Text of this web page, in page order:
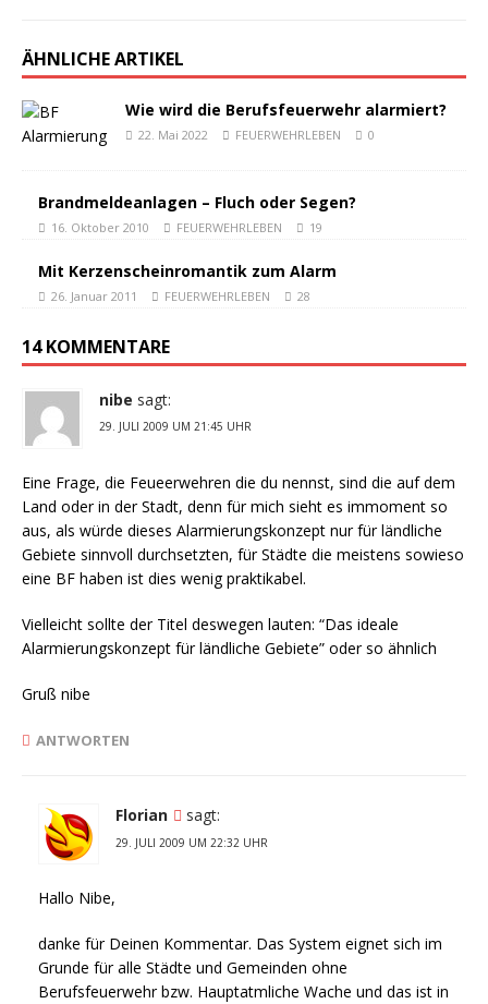
ÄHNLICHE ARTIKEL
Wie wird die Berufsfeuerwehr alarmiert?
22. Mai 2022 FEUERWEHRLEBEN 0
Brandmeldeanlagen – Fluch oder Segen?
16. Oktober 2010 FEUERWEHRLEBEN 19
Mit Kerzenscheinromantik zum Alarm
26. Januar 2011 FEUERWEHRLEBEN 28
14 KOMMENTARE
nibe sagt:
29. JULI 2009 UM 21:45 UHR
Eine Frage, die Feueerwehren die du nennst, sind die auf dem
Land oder in der Stadt, denn für mich sieht es immoment so
aus, als würde dieses Alarmierungskonzept nur für ländliche
Gebiete sinnvoll durchsetzten, für Städte die meistens sowieso
eine BF haben ist dies wenig praktikabel.
Vielleicht sollte der Titel deswegen lauten: “Das ideale
Alarmierungskonzept für ländliche Gebiete” oder so ähnlich
Gruß nibe
ANTWORTEN
Florian sagt:
29. JULI 2009 UM 22:32 UHR
Hallo Nibe,
danke für Deinen Kommentar. Das System eignet sich im
Grunde für alle Städte und Gemeinden ohne
Berufsfeuerwehr bzw. Hauptatmliche Wache und das ist in